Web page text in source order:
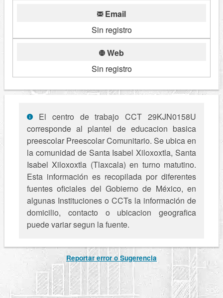
Email
Sin registro
Web
Sin registro
El centro de trabajo CCT 29KJN0158U
corresponde al plantel de educacion basica
preescolar Preescolar Comunitario. Se ubica en
la comunidad de Santa Isabel Xiloxoxtla, Santa
Isabel Xiloxoxtla (Tlaxcala) en turno matutino.
Esta información es recopilada por diferentes
fuentes oficiales del Gobierno de México, en
algunas Instituciones o CCTs la información de
domicilio, contacto o ubicacion geografica
puede variar segun la fuente.
Reportar error o Sugerencia